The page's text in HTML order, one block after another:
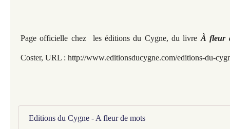
Page officielle chez les éditions du Cygne, du livre À fleur
Coster, URL : http://www.editionsducygne.com/editions-du-
Editions du Cygne - A fleur de mots